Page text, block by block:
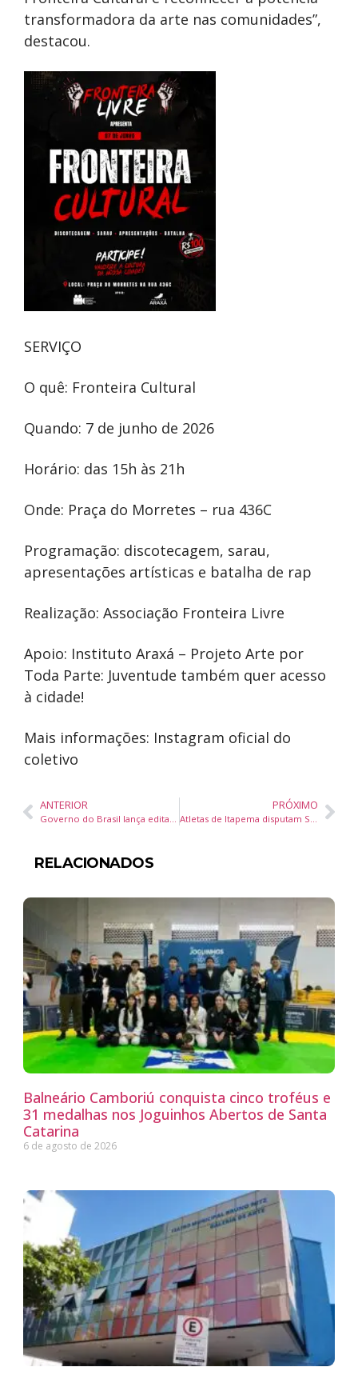
transformadora da arte nas comunidades”,
destacou.
SERVIÇO
O quê: Fronteira Cultural
Quando: 7 de junho de 2026
Horário: das 15h às 21h
Onde: Praça do Morretes – rua 436C
Programação: discotecagem, sarau,
apresentações artísticas e batalha de rap
Realização: Associação Fronteira Livre
Apoio: Instituto Araxá – Projeto Arte por
Toda Parte: Juventude também quer acesso
à cidade!
Mais informações: Instagram oficial do
coletivo
ANTERIOR
Governo do Brasil lança edital da plataforma Juventude Solidária para projetos sociais em todo o país
PRÓXIMO
Atletas de Itapema disputam Sul-Brasileiro de Taekwondo em busca de vaga na seleção brasileira
RELACIONADOS
Balneário Camboriú conquista cinco troféus e
31 medalhas nos Joguinhos Abertos de Santa
Catarina
6 de agosto de 2026